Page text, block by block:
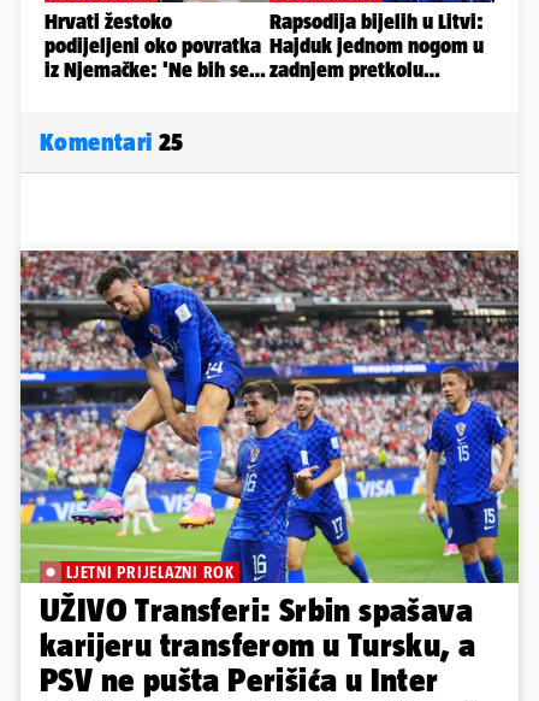
Komentari 25
LJETNI PRIJELAZNI ROK
UŽIVO Transferi: Srbin spašava
karijeru transferom u Tursku, a
PSV ne pušta Perišića u Inter